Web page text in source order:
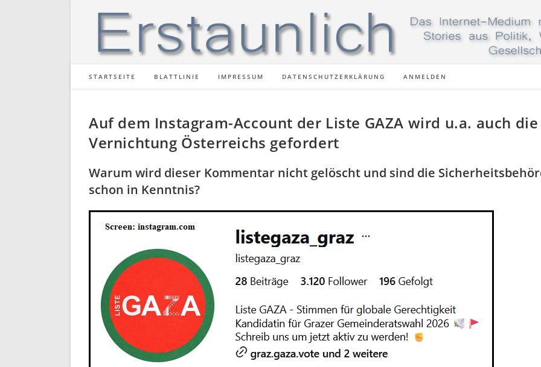
STARTSEITE BLATTLINIE IMPRESSUM DATENSCHUTZERKLÄRUNG ANMELDEN
Auf dem Instagram-Account der Liste GAZA wird u.a. auch die
Vernichtung Österreichs gefordert
Warum wird dieser Kommentar nicht gelöscht und sind die
schon in Kenntnis?